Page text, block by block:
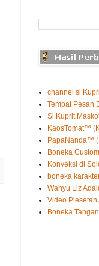
channel si
Tempat Pesan
Si Kuprit
KaosTomat™
PapaNanda™
Boneka
Konveksi di
boneka
Wahyu Liz
Video
Boneka